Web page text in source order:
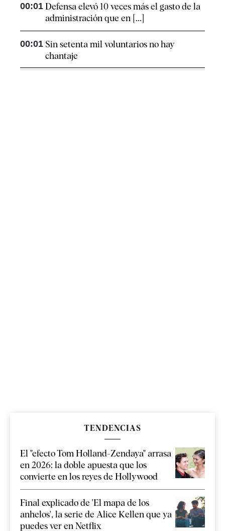
00:01 Defensa elevó 10 veces más el gasto de la
administración que en [...]
00:01 Sin setenta mil voluntarios no hay
chantaje
TENDENCIAS
El "efecto Tom Holland-Zendaya" arrasa
en 2026: la doble apuesta que los
convierte en los reyes de Hollywood
Final explicado de 'El mapa de los
anhelos', la serie de Alice Kellen que ya
puedes ver en Netflix